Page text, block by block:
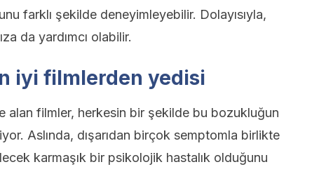
farklı şekilde deneyimleyebilir. Dolayısıyla,
da yardımcı olabilir.
iyi filmlerden yedisi
alan filmler, herkesin bir şekilde bu bozukluğun
Aslında, dışarıdan birçok semptomla birlikte
karmaşık bir psikolojik hastalık olduğunu